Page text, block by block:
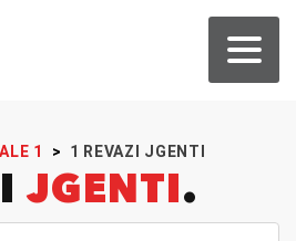
1 > 1 REVAZI JGENTI
JGENTI